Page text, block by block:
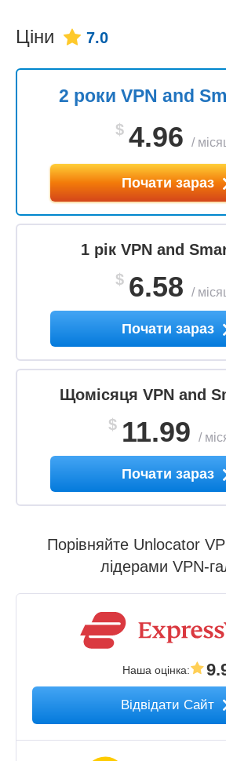
Ціни 7.0
2 роки VPN and
$ 4.96 /
Почати зараз
1 рік VPN and
$ 6.58 /
Почати зараз
Щомісяця VPN and
$ 11.99 /
Почати зараз
Порівняйте Unlocator
лідерами VPN-
Наша оцінка:
Відвідати Сайт